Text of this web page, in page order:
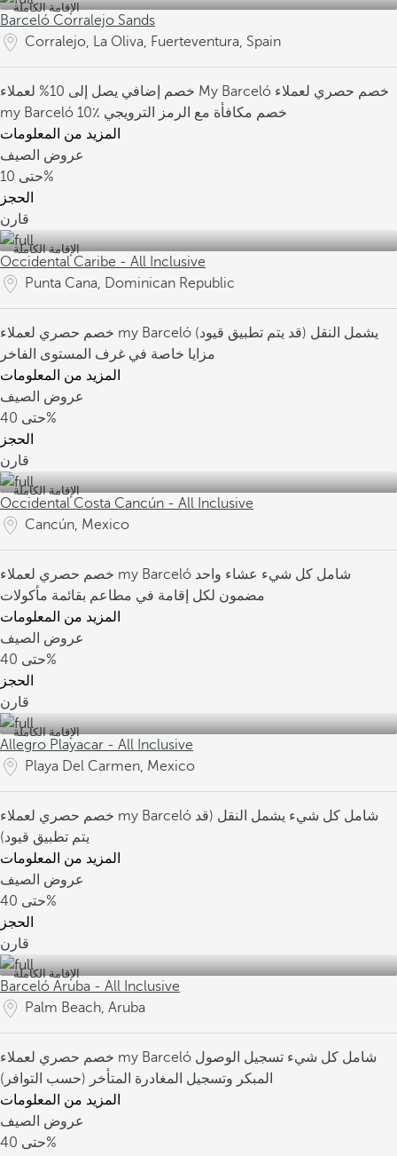
الإقامة الكاملة
Barceló Corralejo Sands
Corralejo, La Oliva, Fuerteventura, Spain
خصم إضافي يصل إلى 10% لعملاء My Barceló خصم حصري لعملاء
my Barceló
10٪ خصم مكافأة مع الرمز الترويجي
المزيد من المعلومات
عروض الصيف
حتى10%
الحجز
قارن
الإقامة الكاملة
Occidental Caribe - All Inclusive
Punta Cana, Dominican Republic
خصم حصري لعملاء my Barceló يشمل النقل (قد يتم تطبيق قيود)
مزايا خاصة في غرف المستوى الفاخر
المزيد من المعلومات
عروض الصيف
حتى40%
الحجز
قارن
الإقامة الكاملة
Occidental Costa Cancún - All Inclusive
Cancún, Mexico
خصم حصري لعملاء my Barceló شامل كل شيء عشاء واحد
مضمون لكل إقامة في مطاعم بقائمة مأكولات
المزيد من المعلومات
عروض الصيف
حتى40%
الحجز
قارن
الإقامة الكاملة
Allegro Playacar - All Inclusive
Playa Del Carmen, Mexico
خصم حصري لعملاء my Barceló شامل كل شيء يشمل النقل (قد
يتم تطبيق قيود)
المزيد من المعلومات
عروض الصيف
حتى40%
الحجز
قارن
الإقامة الكاملة
Barceló Aruba - All Inclusive
Palm Beach, Aruba
خصم حصري لعملاء my Barceló شامل كل شيء تسجيل الوصول
المبكر وتسجيل المغادرة المتأخر (حسب التوافر)
المزيد من المعلومات
عروض الصيف
حتى40%